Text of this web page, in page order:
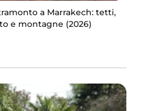
a Marrakech: tetti,
e montagne (2026)